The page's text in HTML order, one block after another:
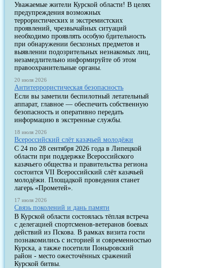
Уважаемые жители Курской области! В целях
предупреждения возможных
террористических и экстремистских
проявлений, чрезвычайных ситуаций
необходимо проявлять особую бдительность
при обнаружении бесхозных предметов и
выявлении подозрительных незнакомых лиц,
незамедлительно информируйте об этом
правоохранительные органы.
20 июля 2026
Антитеррористическая безопасность
Если вы заметили беспилотный летательный
аппарат, главное — обеспечить собственную
безопасность и оперативно передать
информацию в экстренные службы.
18 июля 2026
Всероссийский слёт казачьей молодёжи
С 24 по 28 сентября 2026 года в Липецкой
области при поддержке Всероссийского
казачьего общества и правительства региона
состоится VII Всероссийский слёт казачьей
молодёжи. Площадкой проведения станет
лагерь «Прометей».
17 июля 2026
Связь поколений и дань памяти
В Курской области состоялась тёплая встреча
с делегацией спортсменов-ветеранов боевых
действий из Пскова. В рамках визита гости
познакомились с историей и современностью
Курска, а также посетили Поныровский
район - место ожесточённых сражений
Курской битвы.